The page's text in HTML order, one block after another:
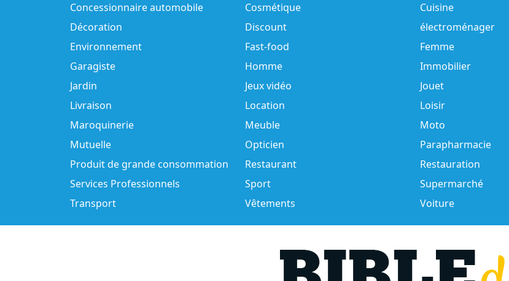
Concessionnaire automobile
Cosmétique Cuisine
Décoration
Discount électroménager
Environnement
Fast-food Femme
Garagiste
Homme Immobilier
Jardin
Jeux vidéo Jouet
Livraison
Location Loisir
Maroquinerie
Meuble Moto
Mutuelle
Opticien Parapharmacie
Produit de grande consommation
Restaurant Restauration
Services Professionnels
Sport Supermarché
Transport
Vêtements Voiture